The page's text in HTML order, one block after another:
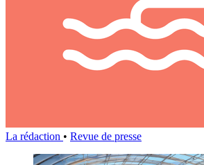
La rédaction • Revue de presse